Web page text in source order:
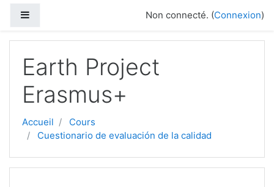
Non connecté. (Connexion)
Earth Project
Erasmus+
Accueil
Cours
Cuestionario de evaluación de la calidad